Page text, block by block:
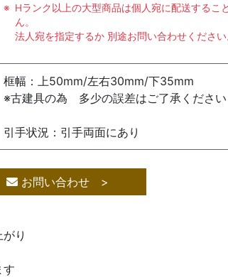
Hランク以上の大型商品は個人宛に配送するこ
ん。
法人宛を指定するか 別途お問い合わせください
框幅：上50mm/左右30mm/下35mm
※古建具の為 多少の誤差はご了承ください
引手状況：引手両面にあり
お問い合わせ >
り
す